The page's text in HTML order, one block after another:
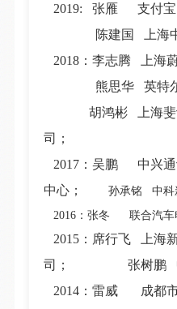
2019: 张雁 支付
陈建国 上海中兴
2018：李志腾 上
熊思华 英特尔亚
胡鸿彬 上海斐讯
司；
2017：吴鹏 中兴通
中心；
孙承铭 中科新
2016：张冬 联合汽车
2015：席行飞 上海
司； 张树鹏 中国
2014：雷威 成都市